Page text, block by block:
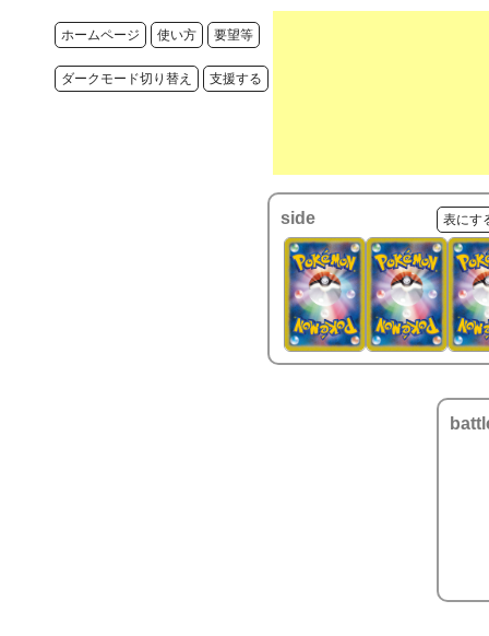
ホームページ 使い方 要望等
ダークモード切り替え 支援する
side 表にす